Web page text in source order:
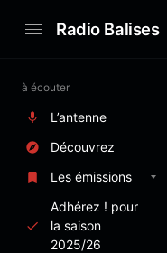
Radio Balises
à écouter
L’antenne
Découvrez
Les émissions
Adhérez ! pour
la saison
2025/26